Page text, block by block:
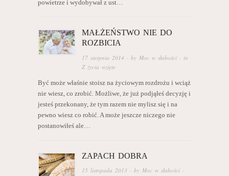
powietrze i wydobywał z ust…
MAŁŻEŃSTWO NIE DO
ROZBICIA
17 sierpnia 2014 · by Moc w słabości · in
Z życia wzięte
Być może właśnie stoisz na życiowym rozdrożu i wciąż
nie wiesz, co zrobić. Możliwe, że już podjąłeś decyzję i
jesteś przekonany, że tym razem nie mylisz się i na
pewno wiesz co robić. A może jeszcze niczego nie
postanowiłeś ale…
ZAPACH DOBRA
15 listopada 2013 · byMoc w słabości ·